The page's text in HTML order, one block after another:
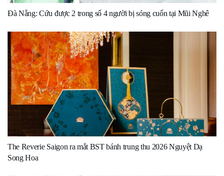
Đà Nẵng: Cứu được 2 trong số 4 người bị sóng cuốn tại Mũi Nghê
The Reverie Saigon ra mắt BST bánh trung thu 2026 Nguyệt Dạ
Song Hoa